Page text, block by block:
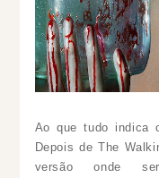
Ao que tudo indica
Depois de The
versão onde